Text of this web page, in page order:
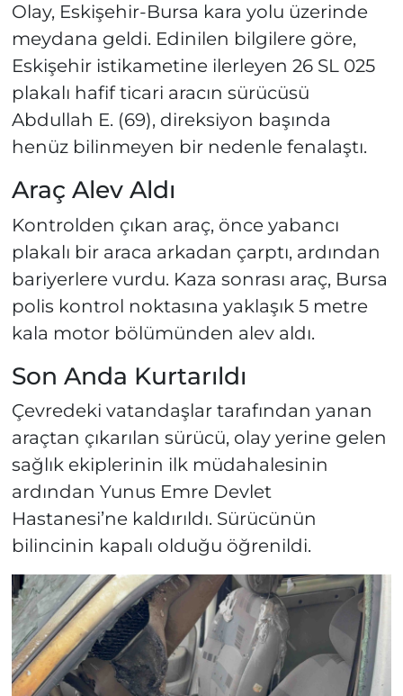
Olay, Eskişehir-Bursa kara yolu üzerinde
meydana geldi. Edinilen bilgilere göre,
Eskişehir istikametine ilerleyen 26 SL 025
plakalı hafif ticari aracın sürücüsü
Abdullah E. (69), direksiyon başında
henüz bilinmeyen bir nedenle fenalaştı.
Araç Alev Aldı
Kontrolden çıkan araç, önce yabancı
plakalı bir araca arkadan çarptı, ardından
bariyerlere vurdu. Kaza sonrası araç, Bursa
polis kontrol noktasına yaklaşık 5 metre
kala motor bölümünden alev aldı.
Son Anda Kurtarıldı
Çevredeki vatandaşlar tarafından yanan
araçtan çıkarılan sürücü, olay yerine gelen
sağlık ekiplerinin ilk müdahalesinin
ardından Yunus Emre Devlet
Hastanesi’ne kaldırıldı. Sürücünün
bilincinin kapalı olduğu öğrenildi.